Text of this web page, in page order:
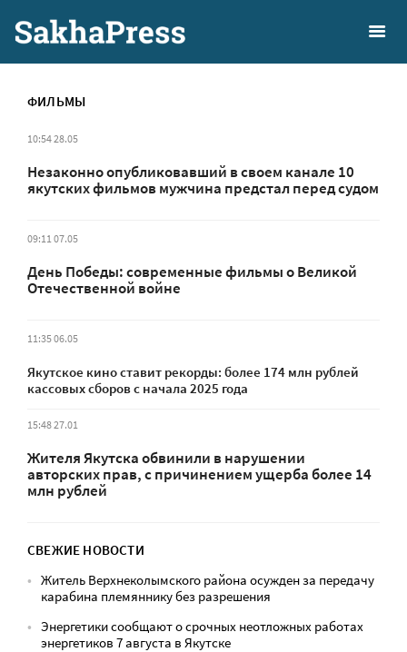
ФИЛЬМЫ
10:54 28.05
Незаконно опубликовавший в своем канале 10
якутских фильмов мужчина предстал перед судом
09:11 07.05
День Победы: современные фильмы о Великой
Отечественной войне
11:35 06.05
Якутское кино ставит рекорды: более 174 млн рублей
кассовых сборов с начала 2025 года
15:48 27.01
Жителя Якутска обвинили в нарушении
авторских прав, с причинением ущерба более 14
млн рублей
СВЕЖИЕ НОВОСТИ
Житель Верхнеколымского района осужден за передачу
карабина племяннику без разрешения
Энергетики сообщают о срочных неотложных работах
энергетиков 7 августа в Якутске